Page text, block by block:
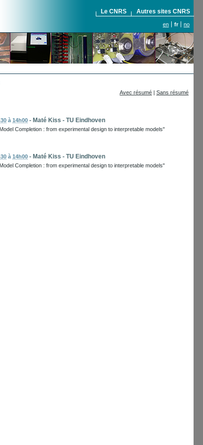
Le CNRS Autres sites CNRS
en fr no
Avec résumé | Sans résumé
à 14h00 - Maté Kiss - TU Eindhoven
Completion : from experimental design to interpretable models"
à 14h00 - Maté Kiss - TU Eindhoven
Completion : from experimental design to interpretable models"